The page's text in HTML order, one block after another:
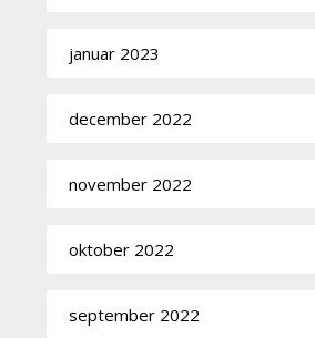
januar 2023
december 2022
november 2022
oktober 2022
september 2022